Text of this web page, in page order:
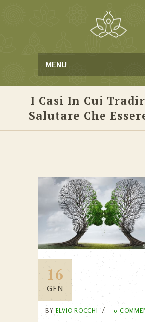
MENU
I Casi In Cui
Salutare Che
16
GEN
BY ELVIO ROCCHI 0